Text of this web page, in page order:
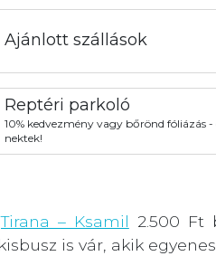
Ajánlott szállások
Reptéri parkoló
10% kedvezmény vagy bőrönd fóliázás -
nektek!
Tirana – Ksamil 2.500 Ft
is vár, akik